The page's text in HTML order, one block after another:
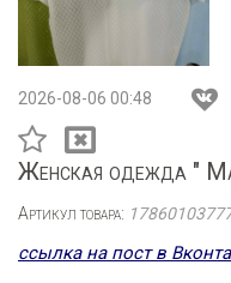
2026-08-06 00:48
Женская одежда "
Артикул товара:
ссылка на пост в